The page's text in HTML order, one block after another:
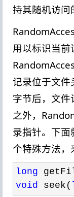
持其随机访问
用以标识当
记录位于文
字节后，文
之外，
录指针。下
个特殊方法，
long
void seek(